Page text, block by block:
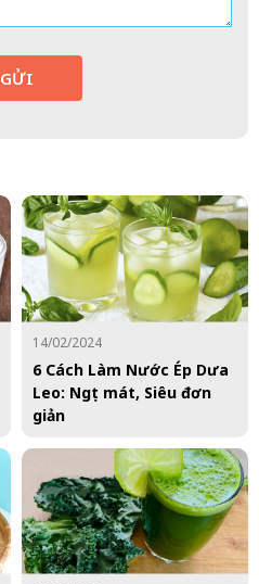
GỬI
14/02/2024
6 Cách Làm Nước Ép Dưa
Leo: Ngọt mát, Siêu đơn
giản